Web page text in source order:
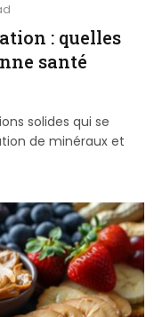
: quelles
santé
solides qui se
de minéraux et